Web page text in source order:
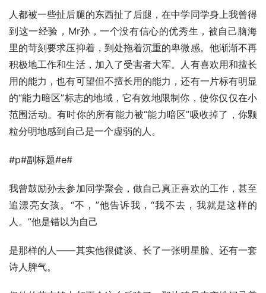
人都被一些扯后腿的东西扯了后腿，在中学同学身上我曾得
到这一经验，Mr孙，一个没有信心的优秀生，被自己脑海
里的苛刻要求压抑着，到处拖着沉重的卑微感。他渐渐不再
积极地工作和生活，加入了受害者大军。人有喜欢用和擅长
用的能力，也有可望但不擅长用的能力，还有一片标有明显
的“能力暗区”标志的地域，它有效地限制你，使你仅仅在小
范围活动。有时你的所有能力被“能力暗区”吸收掉了，你颗
粒分明地感到自己是一个虚弱的人。
#p#副标题#e#
我曾鼓励孙去参加同学聚会，做自己真正喜欢的工作，甚至
追漂亮女孩。“不，”他告诉我，“我不去，我就是这样的
人。”他是错以为自己
是那样的人——其实他很健谈、长了一张明星脸、还有一套
诗人脾气。